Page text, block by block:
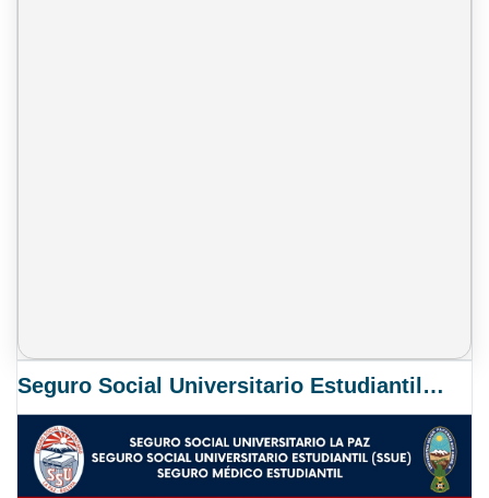
Seguro Social Universitario Estudiantil SSUE